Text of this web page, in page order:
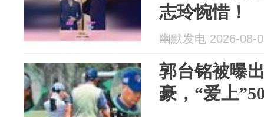
志玲惋惜！
幽默发电 2026-08-
郭台铭被曝
豪，“爱上